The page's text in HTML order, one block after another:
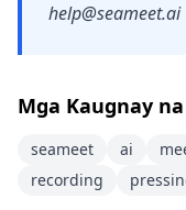
help@seameet.ai
Mga Kaugnay
seameet ai
recording